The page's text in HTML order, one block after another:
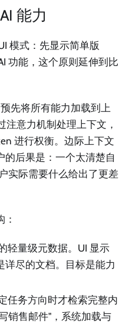
能力
模式：先显示简单版
功能，这个原则延伸到比
先将所有能力加载到上
注意力机制处理上下文，
进行权衡。边际上下文
的后果是：一个太清楚自
实际需要什么给出了更差
轻量级元数据。UI 显示
详尽的文档。目标是能力
任务方向时才检索完整内
销售邮件"，系统加载与